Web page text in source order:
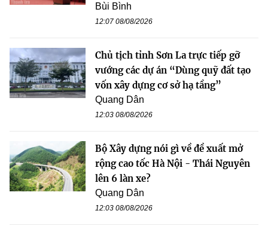
Bùi Bình
12:07 08/08/2026
Chủ tịch tỉnh Sơn La trực tiếp gỡ
vướng các dự án “Dùng quỹ đất tạo
vốn xây dựng cơ sở hạ tầng”
Quang Dân
12:03 08/08/2026
Bộ Xây dựng nói gì về đề xuất mở
rộng cao tốc Hà Nội - Thái Nguyên
lên 6 làn xe?
Quang Dân
12:03 08/08/2026